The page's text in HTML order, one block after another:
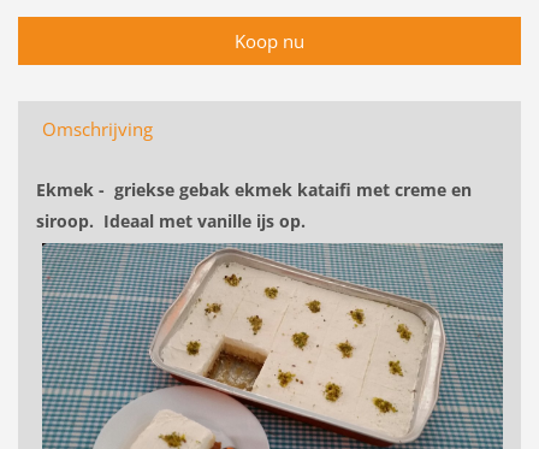
Omschrijving
Ekmek - griekse gebak ekmek kataifi met creme en
siroop. Ideaal met vanille ijs op.